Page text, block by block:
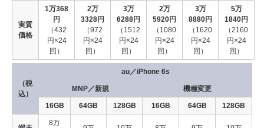
実質
価格
1万368
円
（432
円×24
回）
2万
3328円
（972
円×24
回）
3万
6288円
（1512
円×24
回）
2万
5920円
（1080
円×24
回）
3万
8880円
（1620
円×24
回）
5万
1840円
（2160
円×24
回）
（税
込）
au／iPhone 6s
MNP／新規 機種変更
16GB 64GB 128GB 16GB 64GB 128GB
8万